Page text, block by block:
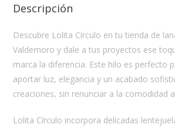
Descripción
Descubre Lolita Círculo en tu tienda de
Valdemoro y dale a tus proyectos ese
marca la diferencia. Este hilo es perfecto
aportar luz, elegancia y un acabado
creaciones, sin renunciar a la comodidad
Lolita Círculo incorpora delicadas